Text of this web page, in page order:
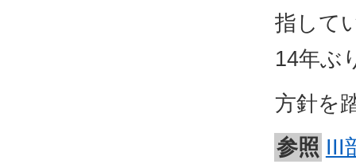
指して
14年ぶ
方針を
参照 III